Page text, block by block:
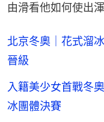
由滑看他如何使出
北京冬奧｜花式溜
晉級
入籍美少女首戰冬
冰團體決賽